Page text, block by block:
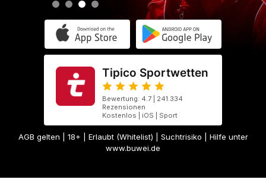
Tipico Sportwetten
Bewertung: 4.7 | 241.334
Rezensionen
Kostenlos | iOS | Sport
AGB gelten | 18+ | Erlaubt (Whitelist) | Suchtrisiko | Hilfe unter
www.buwei.de